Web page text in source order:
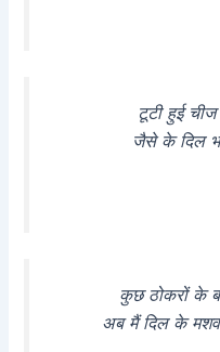
टूटी हुई
जैसे के दिल
कुछ ठोकरों के
अब मैं दिल के